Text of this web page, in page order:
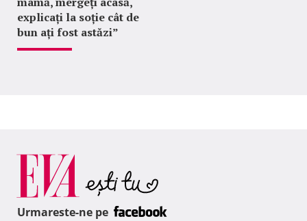
explicați la soție cât de
bun ați fost astăzi”
Urmareste-ne pe